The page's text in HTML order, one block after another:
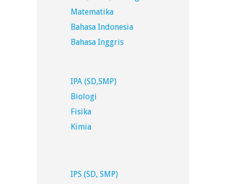
Matematika
Bahasa Indonesia
Bahasa Inggris
IPA (SD,SMP)
Biologi
Fisika
Kimia
IPS (SD, SMP)